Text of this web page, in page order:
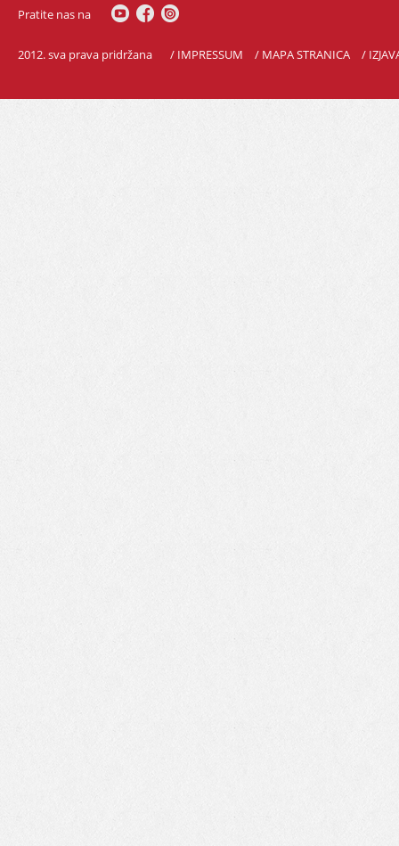
Pratite nas na
2012. sva prava pridržana / IMPRESSUM / MAPA STRANICA /